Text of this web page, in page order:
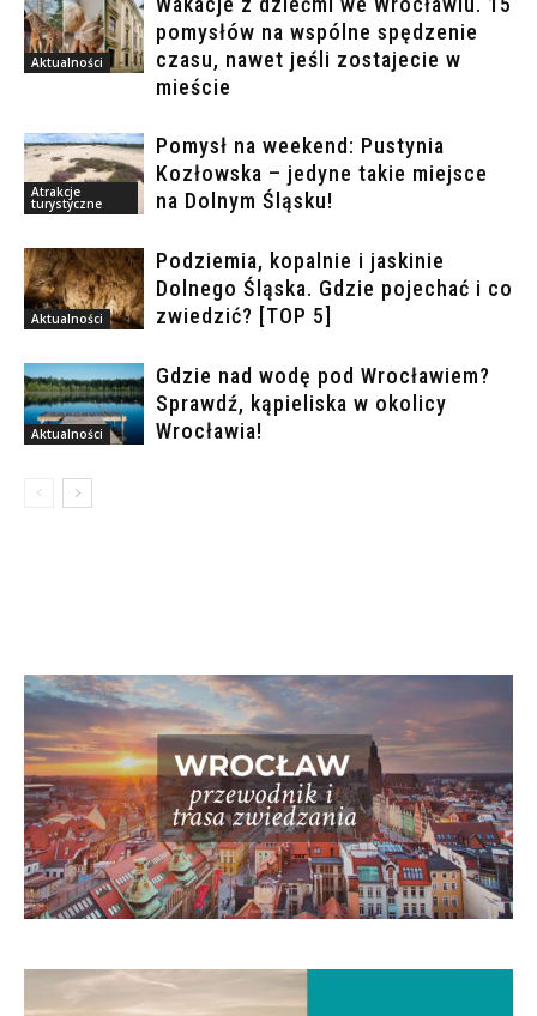
Aktualności
pomysłów na wspólne spędzenie
czasu, nawet jeśli zostajecie w
mieście
Atrakcje
turystyczne
Pomysł na weekend: Pustynia
Kozłowska – jedyne takie miejsce
na Dolnym Śląsku!
Aktualności
Podziemia, kopalnie i jaskinie
Dolnego Śląska. Gdzie pojechać i co
zwiedzić? [TOP 5]
Aktualności
Gdzie nad wodę pod Wrocławiem?
Sprawdź, kąpieliska w okolicy
Wrocławia!